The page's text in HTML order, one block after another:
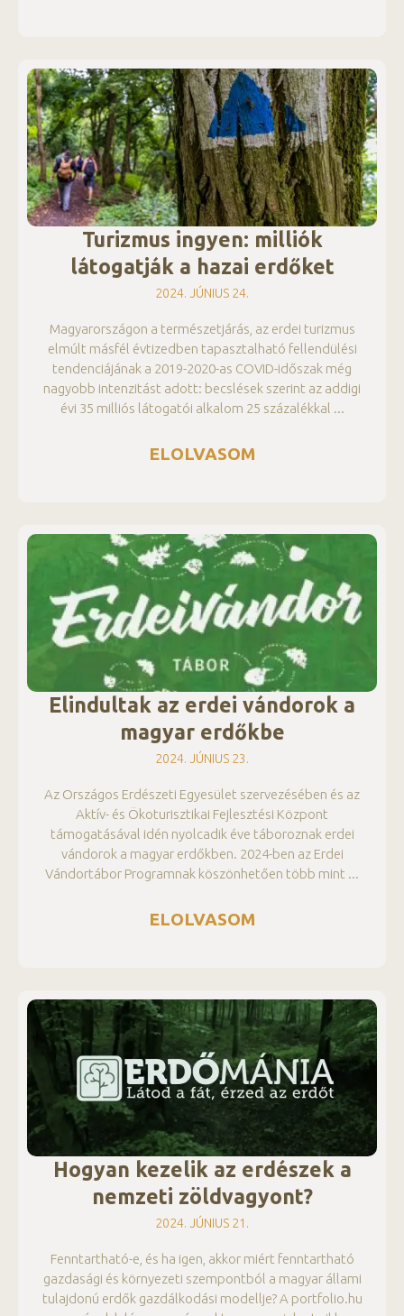
Turizmus ingyen: milliók
látogatják a hazai erdőket
2024. JÚNIUS 24.
Magyarországon a természetjárás, az erdei turizmus
elmúlt másfél évtizedben tapasztalható fellendülési
tendenciájának a 2019-2020-as COVID-időszak még
nagyobb intenzitást adott: becslések szerint az addigi
évi 35 milliós látogatói alkalom 25 százalékkal
ELOLVASOM
Elindultak az erdei vándorok a
magyar erdőkbe
2024. JÚNIUS 23.
Az Országos Erdészeti Egyesület szervezésében és az
Aktív- és Ökoturisztikai Fejlesztési Központ
támogatásával idén nyolcadik éve táboroznak erdei
vándorok a magyar erdőkben. 2024-ben az Erdei
Vándortábor Programnak köszönhetően több mint
ELOLVASOM
Hogyan kezelik az erdészek a
nemzeti zöldvagyont?
2024. JÚNIUS 21.
Fenntartható-e, és ha igen, akkor miért fenntartható
gazdasági és környezeti szempontból a magyar állami
tulajdonú erdők gazdálkodási modellje? A portfolio.hu